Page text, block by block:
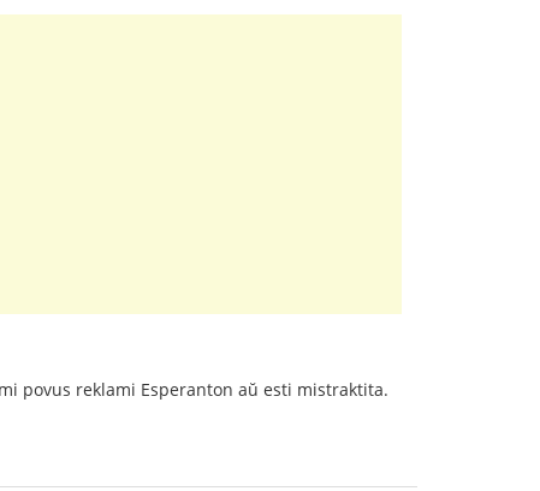
povus reklami Esperanton aŭ esti mistraktita.